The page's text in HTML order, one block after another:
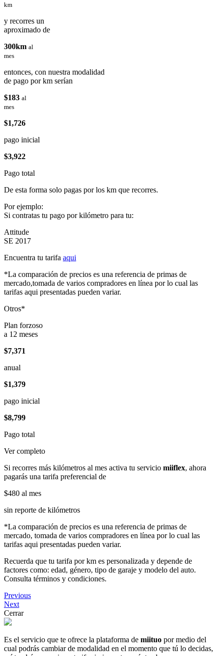
km
y recorres un
aproximado de
300km al
mes
entonces, con nuestra modalidad
de pago por km serían
$183 al
mes
$1,726
pago inicial
$3,922
Pago total
De esta forma solo pagas por los km que recorres.
Por ejemplo:
Si contratas tu pago por kilómetro para tu:
Attitude
SE 2017
Encuentra tu tarifa aqui
*La comparación de precios es una referencia de primas de
mercado,tomada de varios compradores en línea por lo cual las
tarifas aqui presentadas pueden variar.
Otros*
Plan forzoso
a 12 meses
$7,371
anual
$1,379
pago inicial
$8,799
Pago total
Ver completo
Si recorres más kilómetros al mes activa tu servicio miiflex, ahora
pagarás una tarifa preferencial de
$480 al mes
sin reporte de kilómetros
*La comparación de precios es una referencia de primas de
mercado, tomada de varios compradores en línea por lo cual las
tarifas aqui presentadas pueden variar.
Recuerda que tu tarifa por km es personalizada y depende de
factores como: edad, género, tipo de garaje y modelo del auto.
Consulta términos y condiciones.
Previous
Next
Cerrar
Es el servicio que te ofrece la plataforma de miituo por medio del
cual podrás cambiar de modalidad en el momento que tú lo decidas,